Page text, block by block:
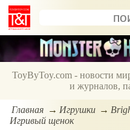
ToyByToy.com - новости
и журналов,
Главная Игрушки
Игривый щенок